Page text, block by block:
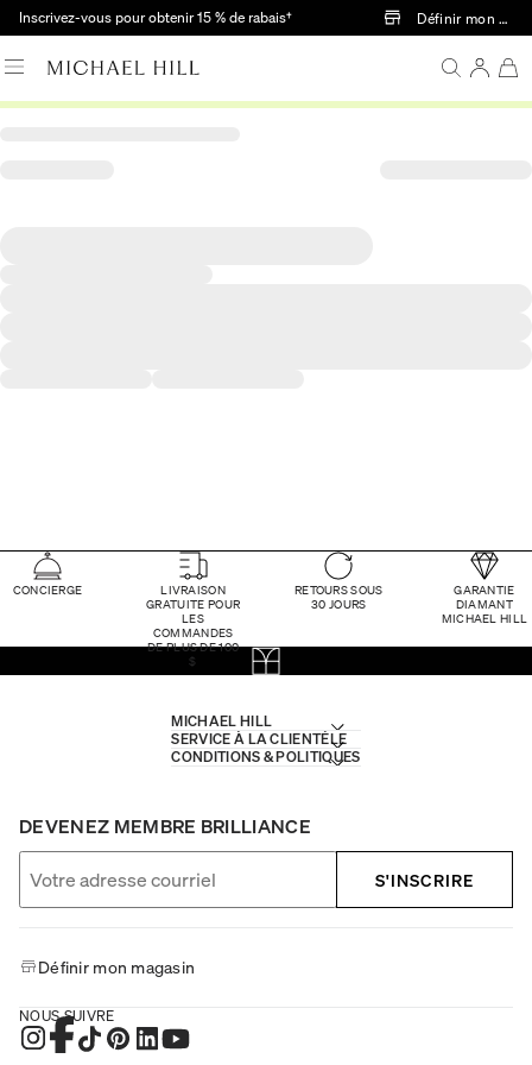
Passer au contenu principal
Inscrivez-vous pour obtenir 15 % de rabais† Définir mon
CONCIERGE
LIVRAISON
GRATUITE POUR
LES
COMMANDES
DE PLUS DE 100
$
RETOURS SOUS
30 JOURS
GARANTIE
DIAMANT
MICHAEL HILL
MICHAEL HILL
SERVICE À LA CLIENTÈLE
CONDITIONS & POLITIQUES
DEVENEZ MEMBRE BRILLIANCE
S'INSCRIRE
Définir mon magasin
NOUS SUIVRE